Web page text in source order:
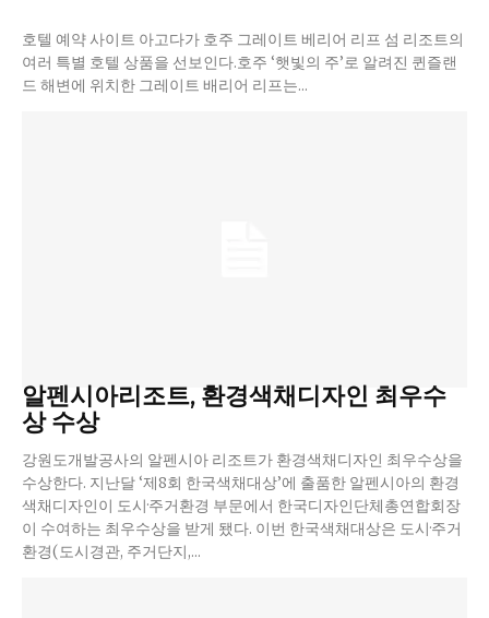
호텔 예약 사이트 아고다가 호주 그레이트 베리어 리프 섬 리조트의
여러 특별 호텔 상품을 선보인다.호주 ‘햇빛의 주’로 알려진 퀸즐랜
드 해변에 위치한 그레이트 배리어 리프는...
알펜시아리조트, 환경색채디자인 최우수
상 수상
강원도개발공사의 알펜시아 리조트가 환경색채디자인 최우수상을
수상한다. 지난달 ‘제8회 한국색채대상’에 출품한 알펜시아의 환경
색채디자인이 도시·주거환경 부문에서 한국디자인단체총연합회장
이 수여하는 최우수상을 받게 됐다. 이번 한국색채대상은 도시·주거
환경(도시경관, 주거단지,...